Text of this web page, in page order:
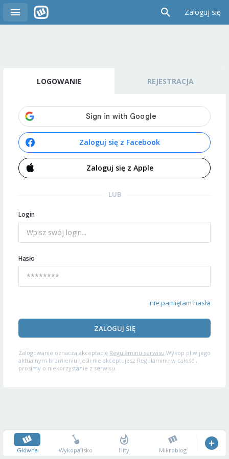
Zaloguj się
LOGOWANIE REJESTRACJA
Zaloguj się z Facebook
Zaloguj się z Apple
LUB
Login
Hasło
nie pamiętam hasła
ZALOGUJ SIĘ
Zalogowanie oznacza akceptację Regulaminu serwisu Wykop.pl w jego
aktualnym brzmieniu. Jeśli nie akceptujesz Regulaminu w całości,
prosimy o niekorzystanie z serwisu.
Główna Wykopalisko Hity Mikroblog